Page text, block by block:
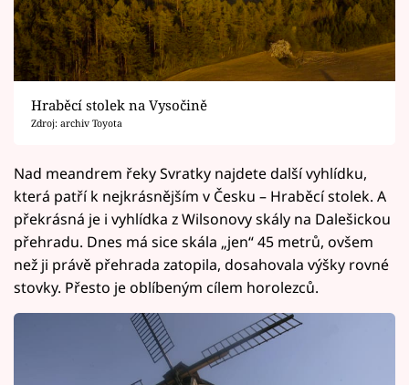
Hraběcí stolek na Vysočině
Zdroj: archiv Toyota
Nad meandrem řeky Svratky najdete další vyhlídku,
která patří k nejkrásnějším v Česku – Hraběcí stolek. A
překrásná je i vyhlídka z Wilsonovy skály na Dalešickou
přehradu. Dnes má sice skála „jen“ 45 metrů, ovšem
než ji právě přehrada zatopila, dosahovala výšky rovné
stovky. Přesto je oblíbeným cílem horolezců.